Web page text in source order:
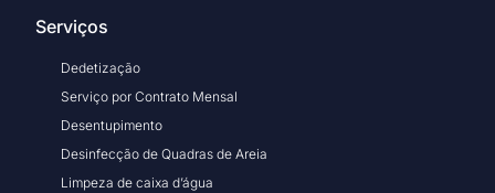
Serviços
Dedetização
Serviço por Contrato Mensal
Desentupimento
Desinfecção de Quadras de Areia
Limpeza de caixa d’água